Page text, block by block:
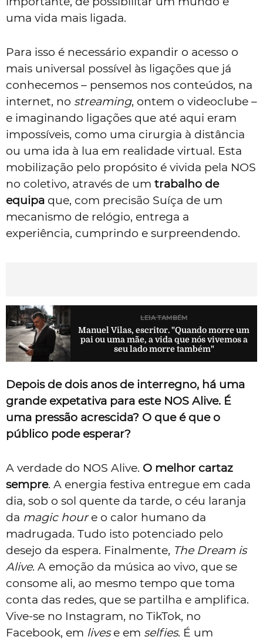
uma vida mais ligada.
Para isso é necessário expandir o acesso o
mais universal possível às ligações que já
conhecemos – pensemos nos conteúdos, na
internet, no streaming, ontem o videoclube –
e imaginando ligações que até aqui eram
impossíveis, como uma cirurgia à distância
ou uma ida à lua em realidade virtual. Esta
mobilização pelo propósito é vivida pela NOS
no coletivo, através de um trabalho de
equipa que, com precisão Suíça de um
mecanismo de relógio, entrega a
experiência, cumprindo e surpreendendo.
LEIA TAMBÉM
Manuel Vilas, escritor. "Quando morre um
pai ou uma mãe, a vida que nós vivemos a
seu lado morre também"
Depois de dois anos de interregno, há uma
grande expetativa para este NOS Alive. É
uma pressão acrescida? O que é que o
público pode esperar?
A verdade do NOS Alive. O melhor cartaz
sempre. A energia festiva entregue em cada
dia, sob o sol quente da tarde, o céu laranja
da magic houre o calor humano da
madrugada. Tudo isto potenciado pelo
desejo da espera. Finalmente, The Dream is
Alive. A emoção da música ao vivo, que se
consome ali, ao mesmo tempo que toma
conta das redes, que se partilha e amplifica.
Vive-se no Instagram, no TikTok, no
Facebook, em livese em selfies. É um